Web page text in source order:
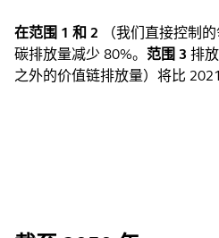
在范围 1 和 2 （我们直接控制
碳排放量减少 80%。 范围 3 排
之外的价值链排放量）将比